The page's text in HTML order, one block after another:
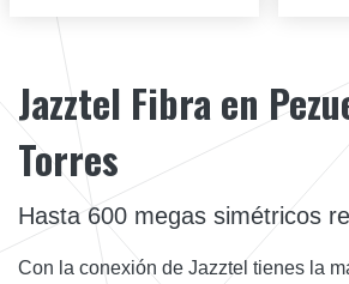
Jazztel Fibra en
Torres
Hasta 600 megas simétricos
Con la conexión de Jazztel tienes la